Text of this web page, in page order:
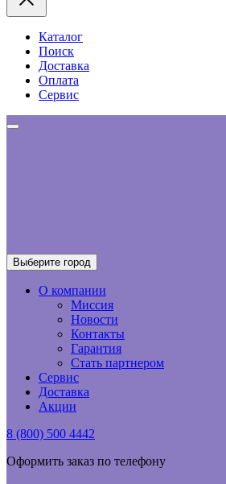
Каталог
Поиск
Доставка
Оплата
Сервис
Выберите город
О компании
Миссия
Новости
Контакты
Гарантия
Стать партнером
Сервис
Доставка
Акции
8 (800) 500 4442
Оформить заказ по телефону